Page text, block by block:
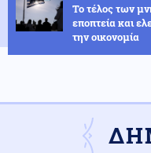
Το τέλος των
εποπτεία και
την οικονομία